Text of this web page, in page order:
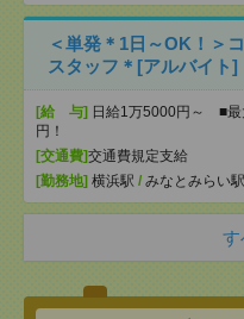
＜単発＊1日～OK！＞
スタッフ＊[アルバイト]
[給 与] 日給1万5000円～ ■最
円！
[交通費]交通費規定支給
[勤務地] 横浜駅 / みなとみらい駅
す